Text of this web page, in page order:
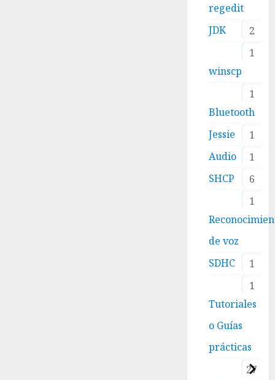
regedit
2
JDK
1
winscp
1
Bluetooth
1
Jessie
1
Audio
6
SHCP
1
de voz
1
SDHC
1
Tutoriales
o Guías
prácticas
27